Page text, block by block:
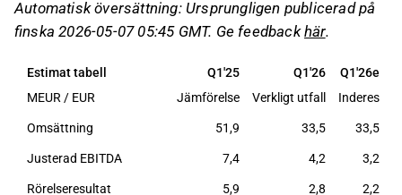
MEUR, men överträffade estimaten tack vare
starka marginaler inom Wood Processing,
Analyzers.
Orderingången var svagare än förväntat, med
17 MEUR, påverkad av makroekonomiska
faktorer och geopolitisk osäkerhet, vilket ledde
Automatisk översättning: Ursprungligen publicerad på
finska 2026-05-07 05:45 GMT. Ge feedbackhär.
Estimat tabell Q1'25 Q1'26
Q1'26e
MEUR / EUR
Jämförelse Verkligt utfall Inderes
Omsättning 51,9 33,5 33,5
Justerad EBITDA 7,4 4,2 3,2
Rörelseresultat 5,9 2,8 2,2